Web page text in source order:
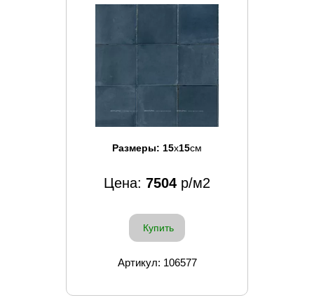
Размеры: 15x15см
Цена: 7504 р/м2
Купить
Артикул: 106577